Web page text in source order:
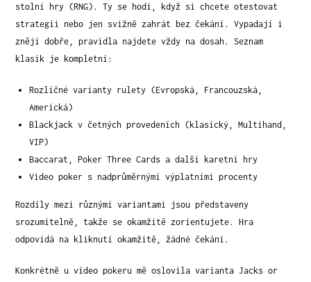
stolní hry (RNG). Ty se hodí, když si chcete otestovat
strategii nebo jen svižně zahrát bez čekání. Vypadají i
znějí dobře, pravidla najdete vždy na dosah. Seznam
klasik je kompletní:
Rozličné varianty rulety (Evropská, Francouzská,
Americká)
Blackjack v četných provedeních (klasický, Multihand,
VIP)
Baccarat, Poker Three Cards a další karetní hry
Video poker s nadprůměrnými výplatními procenty
Rozdíly mezi různými variantami jsou představeny
srozumitelně, takže se okamžitě zorientujete. Hra
odpovídá na kliknutí okamžitě, žádné čekání.
Konkrétně u video pokeru mě oslovila varianta Jacks or